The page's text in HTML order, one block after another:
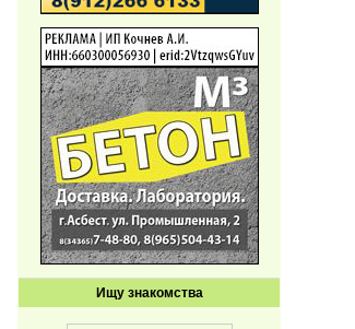
Ищу знакомства